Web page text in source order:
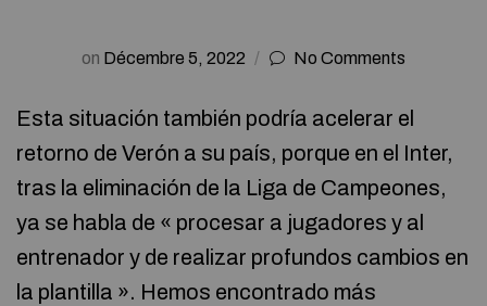
on Décembre 5, 2022 No Comments
Esta situación también podría acelerar el
retorno de Verón a su país, porque en el Inter,
tras la eliminación de la Liga de Campeones,
ya se habla de « procesar a jugadores y al
entrenador y de realizar profundos cambios en
la plantilla ». Hemos encontrado más